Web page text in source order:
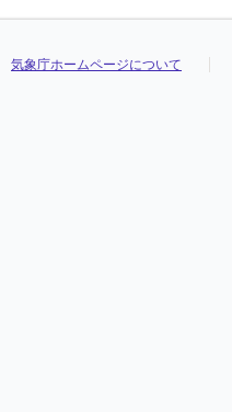
気象庁ホームページについて